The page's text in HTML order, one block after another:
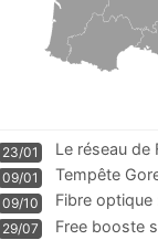
23/01
Le réseau de
m
09/01
Tempête
09/10
Fibre optique
pass
29/07
Free booste